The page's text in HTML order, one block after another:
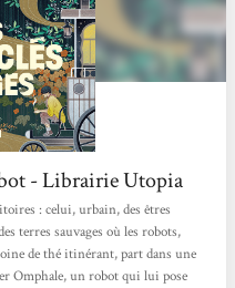
- Librairie Utopia
: celui, urbain, des êtres
terres sauvages où les robots,
de thé itinérant, part dans une
Omphale, un robot qui lui pose